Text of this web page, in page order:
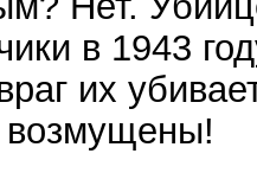
в 1943
их
возмущены!